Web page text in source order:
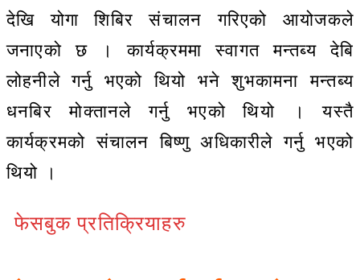
देखि योगा शिबिर संचालन गरिएको आयोजकले
जनाएको छ । कार्यक्रममा स्वागत मन्तब्य देबि
लोहनीले गर्नु भएको थियो भने शुभकामना मन्तब्य
धनबिर मोक्तानले गर्नु भएको थियो । यस्तै
कार्यक्रमको संचालन बिष्णु अधिकारीले गर्नु भएको
थियो ।
फेसबुक प्रतिक्रियाहरु